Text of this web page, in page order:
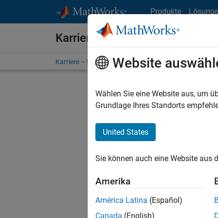
Produkte
Karriere bei MathWorks
Karriere – Übersicht Stellensuche
FILTER:
Stellen
Es
Region
Website
Wählen Sie eine Website aus, um
Grundlage Ihres Standorts
United States
Sie können auch eine Website aus
Amerika
América Latina (Español)
Canada (English)